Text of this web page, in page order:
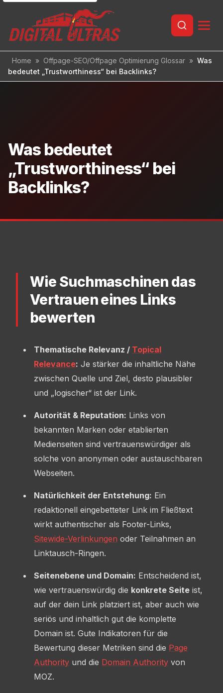
Inhalt
Home » Offpage-SEO/Offpage Optimierung Glossar » Was
bedeutet „Trustworthiness“ bei Backlinks?
Was bedeutet
„Trustworthiness“ bei
Backlinks?
Wie Suchmaschinen das
Vertrauen eines Links
bewerten
Thematische Relevanz / Topical
Relevance: Je stärker die inhaltliche Nähe
zwischen Quelle und Ziel, desto plausibler
und „logischer“ ist der Link.
Autorität & Reputation: Links von
bekannten Marken oder etablierten
Medienseiten sind vertrauenswürdiger als
solche von anonymen oder austauschbaren
Webseiten.
Natürlichkeit der Entstehung: Ein
redaktionell eingebetteter Link im Fließtext
wirkt authentischer als Footer-Links,
Sitewide-Verlinkungen oder Teilnahmen an
Linktausch-Ringen.
Seitenebene und Domain: Entscheidend ist,
wie vertrauenswürdig die konkrete Seite ist,
auf der dein Link platziert ist, aber auch wie
seriös und inhaltlich gut die komplette
Domain ist. Gute Indikatoren für die
Bewertung dieser Metriken sind die Page
Authority und die Domain Authority von
MOZ.